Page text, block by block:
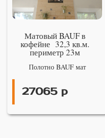
Матовый BAUF в
кофейне 32,3 кв.м.
периметр 23м
Полотно BAUF мат
27065 р